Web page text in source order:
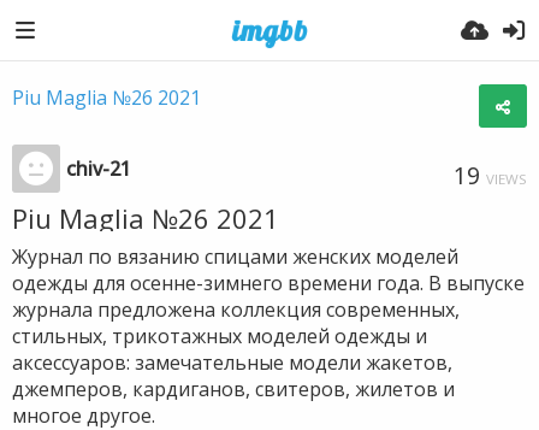
Piu Maglia №26 2021
chiv-21 19 VIEWS
Piu Maglia №26 2021
Журнал по вязанию спицами женских моделей
одежды для осенне-зимнего времени года. В выпуске
журнала предложена коллекция современных,
стильных, трикотажных моделей одежды и
аксессуаров: замечательные модели жакетов,
джемперов, кардиганов, свитеров, жилетов и
многое другое.